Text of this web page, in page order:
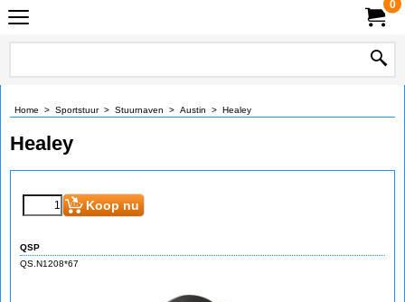
0
Home > Sportstuur> Stuurnaven > Austin > Healey
Healey
Koop nu
QSP
QS.N1208*67